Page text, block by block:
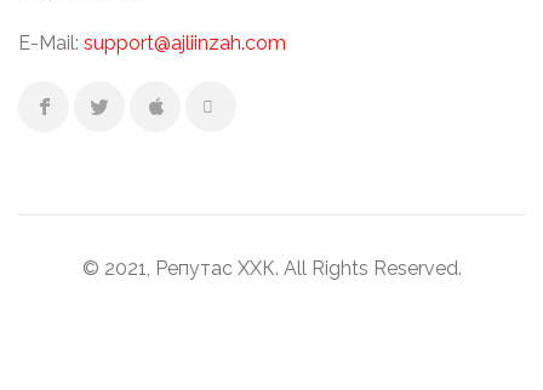
E-Mail: support@ajliinzah.com
© 2021, Репутас ХХК. All Rights Reserved.